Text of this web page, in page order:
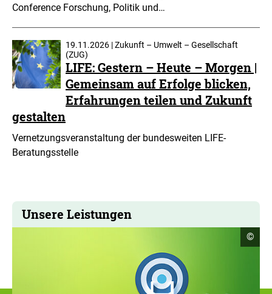
Conference Forschung, Politik und…
19.11.2026 | Zukunft – Umwelt – Gesellschaft
(ZUG)
LIFE: Gestern – Heute – Morgen |
Gemeinsam auf Erfolge blicken,
Erfahrungen teilen und Zukunft
gestalten
Vernetzungsveranstaltung der bundesweiten LIFE-
Beratungsstelle
Unsere Leistungen
©